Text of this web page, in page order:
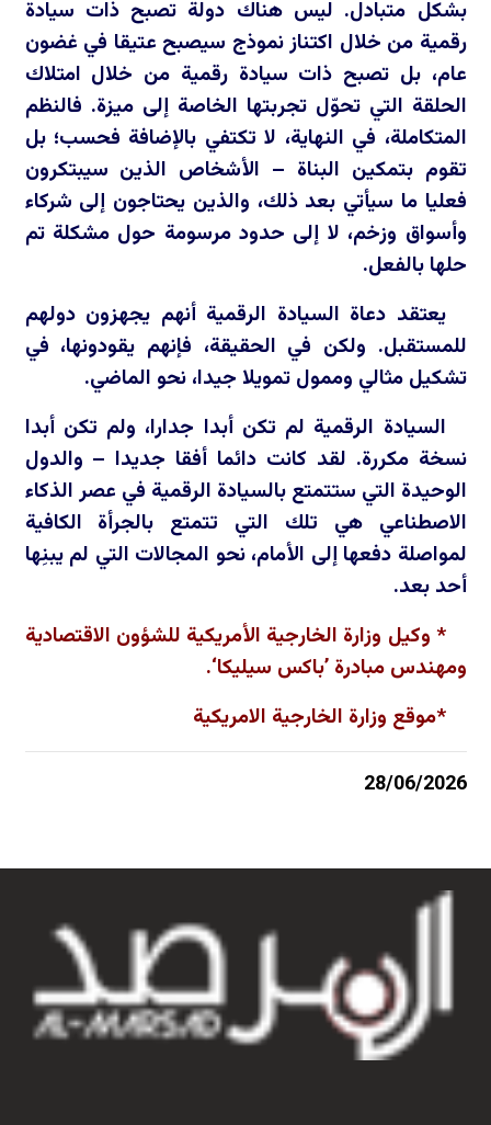
بشكل متبادل. ليس هناك دولة تصبح ذات سيادة
رقمية من خلال اكتناز نموذج سيصبح عتيقا في غضون
عام، بل تصبح ذات سيادة رقمية من خلال امتلاك
الحلقة التي تحوّل تجربتها الخاصة إلى ميزة. فالنظم
المتكاملة، في النهاية، لا تكتفي بالإضافة فحسب؛ بل
تقوم بتمكين البناة – الأشخاص الذين سيبتكرون
فعليا ما سيأتي بعد ذلك، والذين يحتاجون إلى شركاء
وأسواق وزخم، لا إلى حدود مرسومة حول مشكلة تم
حلها بالفعل.
يعتقد دعاة السيادة الرقمية أنهم يجهزون دولهم
للمستقبل. ولكن في الحقيقة، فإنهم يقودونها، في
تشكيل مثالي وممول تمويلا جيدا، نحو الماضي.
السيادة الرقمية لم تكن أبدا جدارا، ولم تكن أبدا
نسخة مكررة. لقد كانت دائما أفقا جديدا – والدول
الوحيدة التي ستتمتع بالسيادة الرقمية في عصر الذكاء
الاصطناعي هي تلك التي تتمتع بالجرأة الكافية
لمواصلة دفعها إلى الأمام، نحو المجالات التي لم يبنِها
أحد بعد.
* وكيل وزارة الخارجية الأمريكية للشؤون الاقتصادية
ومهندس مبادرة ’باكس سيليكا‘.
*موقع وزارة الخارجية الامريكية
28/06/2026